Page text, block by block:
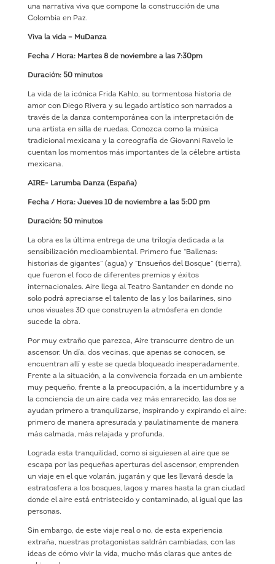
una narrativa viva que compone la construcción de una
Colombia en Paz.
Viva la vida – MuDanza
Fecha / Hora: Martes 8 de noviembre a las 7:30pm
Duración: 50 minutos
La vida de la icónica Frida Kahlo, su tormentosa historia de
amor con Diego Rivera y su legado artístico son narrados a
través de la danza contemporánea con la interpretación de
una artista en silla de ruedas. Conozca como la música
tradicional mexicana y la coreografía de Giovanni Ravelo le
cuentan los momentos más importantes de la célebre artista
mexicana.
AIRE- Larumba Danza (España)
Fecha / Hora: Jueves 10 de noviembre a las 5:00 pm
Duración: 50 minutos
La obra es la última entrega de una trilogía dedicada a la
sensibilización medioambiental. Primero fue “Ballenas:
historias de gigantes” (agua) y “Ensueños del Bosque” (tierra),
que fueron el foco de diferentes premios y éxitos
internacionales. Aire llega al Teatro Santander en donde no
solo podrá apreciarse el talento de las y los bailarines, sino
unos visuales 3D que construyen la atmósfera en donde
sucede la obra.
Por muy extraño que parezca, Aire transcurre dentro de un
ascensor. Un día, dos vecinas, que apenas se conocen, se
encuentran allí y este se queda bloqueado inesperadamente.
Frente a la situación, a la convivencia forzada en un ambiente
muy pequeño, frente a la preocupación, a la incertidumbre y a
la conciencia de un aire cada vez más enrarecido, las dos se
ayudan primero a tranquilizarse, inspirando y expirando el aire:
primero de manera apresurada y paulatinamente de manera
más calmada, más relajada y profunda.
Lograda esta tranquilidad, como si siguiesen al aire que se
escapa por las pequeñas aperturas del ascensor, emprenden
un viaje en el que volarán, jugarán y que les llevará desde la
estratosfera a los bosques, lagos y mares hasta la gran ciudad
donde el aire está entristecido y contaminado, al igual que las
personas.
Sin embargo, de este viaje real o no, de esta experiencia
extraña, nuestras protagonistas saldrán cambiadas, con las
ideas de cómo vivir la vida, mucho más claras que antes de